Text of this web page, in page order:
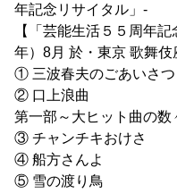
年記念リサイタル」-
【「芸能生活５５周年
年）8月 於・東京 歌舞伎
① 三波春夫のごあいさつ
② 口上浪曲
第一部～大ヒット曲の数
③ チャンチキおけさ
④ 船方さんよ
⑤ 雪の渡り鳥